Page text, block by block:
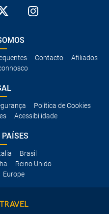
Contacto
Afiliados
Política de Cookies
Acessibilidade
PAÍSES
Brasil
Reino Unido
Europe